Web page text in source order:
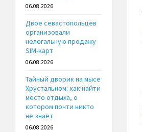
06.08.2026
Двое севастопольцев
организовали
нелегальную продажу
SIM-карт
06.08.2026
Тайный дворик на мысе
Хрустальном: как найти
место отдыха, о
котором почти никто
не знает
06.08.2026